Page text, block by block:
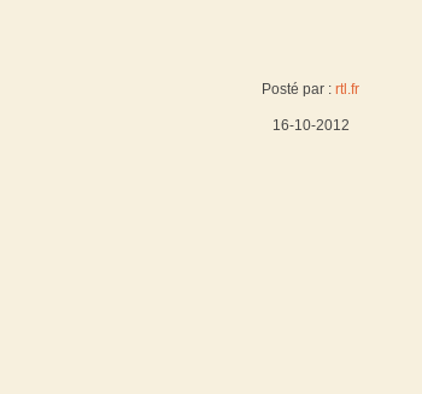
Posté par : rtl.fr
16-10-2012